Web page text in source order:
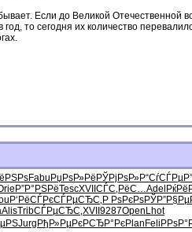
Если до Великой Отечественной
год, то сегодня их количество
Fabu РџРѕР»Рё РЎРјРѕР»Р“СѓСЃРµ
Р”Р°РЅРёTescXVII СЃС‚РёС…Adel
Р‘РёСЃРєСЃРµСЂС‚ Р РѕРєРѕРЎР”Р§Рµ
AlisTribСЃРµСЂС‚XVII 9287Open Lhot
Jurg РђР»РµРєРСЂР°РєPlan Feli